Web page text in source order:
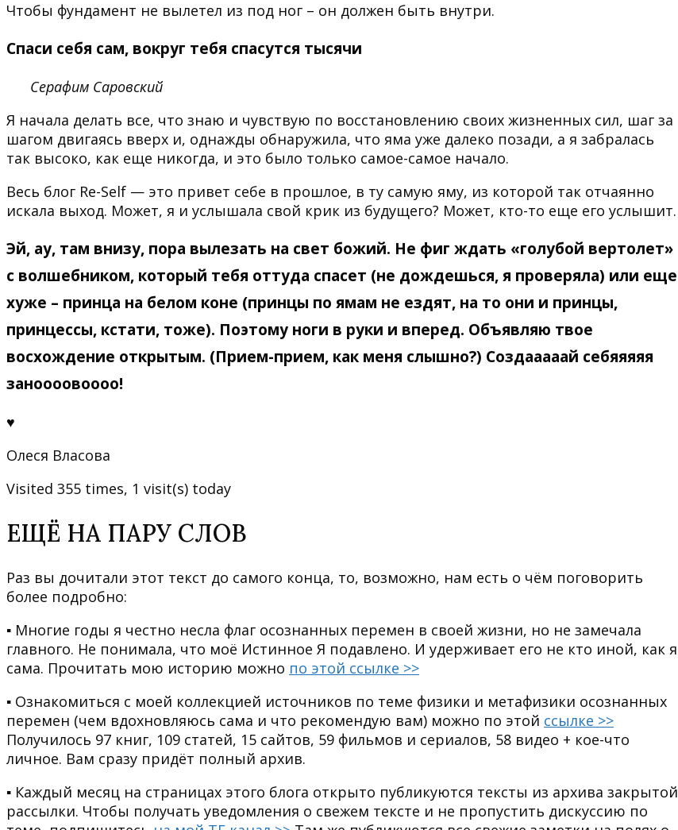
Чтобы фундамент не вылетел из под ног – он должен быть внутри.
Спаси себя сам, вокруг тебя спасутся тысячи
Серафим Саровский
Я начала делать все, что знаю и чувствую по восстановлению своих жизненных сил, шаг за
шагом двигаясь вверх и, однажды обнаружила, что яма уже далеко позади, а я забралась
так высоко, как еще никогда, и это было только самое-самое начало.
Весь блог Re-Self — это привет себе в прошлое, в ту самую яму, из которой так отчаянно
искала выход. Может, я и услышала свой крик из будущего? Может, кто-то еще его услышит.
Эй, ау, там внизу, пора вылезать на свет божий. Не фиг ждать «голубой вертолет»
с волшебником, который тебя оттуда спасет (не дождешься, я проверяла) или еще
хуже – принца на белом коне (принцы по ямам не ездят, на то они и принцы,
принцессы, кстати, тоже). Поэтому ноги в руки и вперед. Объявляю твое
восхождение открытым. (Прием-прием, как меня слышно?) Создааааай себяяяяя
заноооовоооо!
♥
Олеся Власова
Visited 355 times, 1 visit(s) today
ЕЩЁ НА ПАРУ СЛОВ
Раз вы дочитали этот текст до самого конца, то, возможно, нам есть о чём поговорить
более подробно:
▪ Многие годы я честно несла флаг осознанных перемен в своей жизни, но не замечала
главного. Не понимала, что моё Истинное Я подавлено. И удерживает его не кто иной, как я
сама. Прочитать мою историю можно по этой ссылке >>
▪ Ознакомиться с моей коллекцией источников по теме физики и метафизики осознанных
перемен (чем вдохновляюсь сама и что рекомендую вам) можно по этой ссылке >>
Получилось 97 книг, 109 статей, 15 сайтов, 59 фильмов и сериалов, 58 видео + кое-что
личное. Вам сразу придёт полный архив.
▪ Каждый месяц на страницах этого блога открыто публикуются тексты из архива закрытой
рассылки. Чтобы получать уведомления о свежем тексте и не пропустить дискуссию по